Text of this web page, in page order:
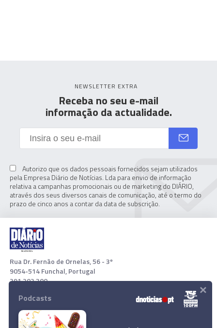
NEWSLETTER EXTRA
Receba no seu e-mail
informação da actualidade.
Autorizo que os dados pessoais fornecidos sejam utilizados
pela Empresa Diário de Notícias. Lda para envio de informação
relativa a campanhas promocionais ou de marketing do DIÁRIO,
através dos seus diversos canais de comunicação, até o termo do
prazo de cinco anos a contar da data de subscrição.
Rua Dr. Fernão de Ornelas, 56 - 3º
9054-514 Funchal, Portugal
291 202 300
Download App
Podcasts ×